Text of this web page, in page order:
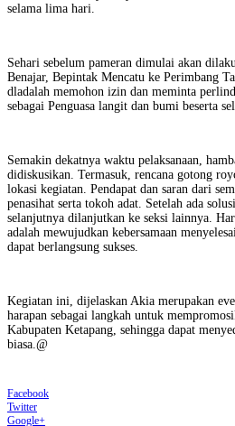
selama lima hari.
Sehari sebelum pameran dimulai akan
Benajar, Bepintak Mencatu ke Perimbang
dladalah memohon izin dan meminta
sebagai Penguasa langit dan bumi beserta
Semakin dekatnya waktu pelaksanaan,
didiskusikan. Termasuk, rencana gotong
lokasi kegiatan. Pendapat dan saran dari
penasihat serta tokoh adat. Setelah ada
selanjutnya dilanjutkan ke seksi lainnya.
adalah mewujudkan kebersamaan
dapat berlangsung sukses. ‎
Kegiatan ini, dijelaskan Akia merupakan
harapan sebagai langkah untuk
Kabupaten Ketapang, sehingga dapat
biasa.@
Facebook
Twitter
Google+